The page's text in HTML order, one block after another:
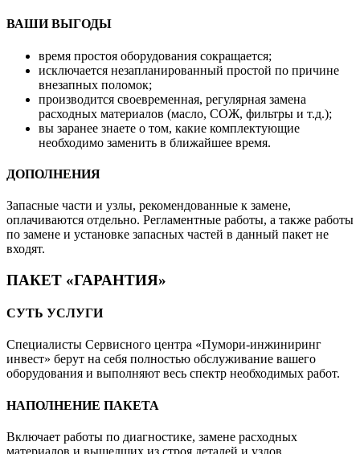
ВАШИ ВЫГОДЫ
время простоя оборудования сокращается;
исключается незапланированный простой по причине
внезапных поломок;
производится своевременная, регулярная замена
расходных материалов (масло, СОЖ, фильтры и т.д.);
вы заранее знаете о том, какие комплектующие
необходимо заменить в ближайшее время.
ДОПОЛНЕНИЯ
Запасные части и узлы, рекомендованные к замене,
оплачиваются отдельно. Регламентные работы, а также работы
по замене и установке запасных частей в данный пакет не
входят.
ПАКЕТ «ГАРАНТИЯ»
СУТЬ УСЛУГИ
Специалисты Сервисного центра «Пумори-инжиниринг
инвест» берут на себя полностью обслуживание вашего
оборудования и выполняют весь спектр необходимых работ.
НАПОЛНЕНИЕ ПАКЕТА
Включает работы по диагностике, замене расходных
материалов и вышедших из строя деталей и узлов.